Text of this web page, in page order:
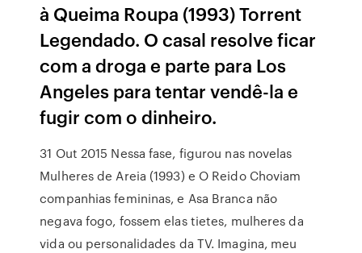
à Queima Roupa (1993) Torrent
Legendado. O casal resolve ficar
com a droga e parte para Los
Angeles para tentar vendê-la e
fugir com o dinheiro.
31 Out 2015 Nessa fase, figurou nas novelas
Mulheres de Areia (1993) e O Reido Choviam
companhias femininas, e Asa Branca não
negava fogo, fossem elas tietes, mulheres da
vida ou personalidades da TV. Imagina, meu